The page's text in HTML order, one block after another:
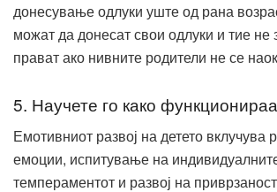
донесување одлуки уште од рана
можат да донесат свои одлуки и тие не
прават ако нивните родители не се
5. Научете го како
Емотивниот развој на детето вклучува
емоции, испитување на
темпераментот и развој на